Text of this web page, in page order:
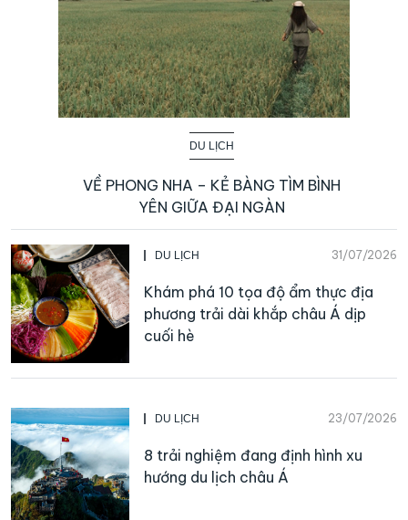
DU LỊCH
VỀ PHONG NHA – KẺ BÀNG TÌM BÌNH
YÊN GIỮA ĐẠI NGÀN
DU LỊCH 31/07/2026
Khám phá 10 tọa độ ẩm thực địa
phương trải dài khắp châu Á dịp
cuối hè
DU LỊCH 23/07/2026
8 trải nghiệm đang định hình xu
hướng du lịch châu Á